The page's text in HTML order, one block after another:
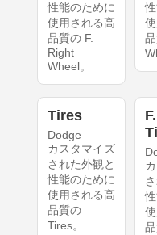
性能のために
使用される高
品質の F.
Right
Wheel。
Tires
Dodge
カスタマイズ
された外観と
性能のために
使用される高
品質の
Tires。